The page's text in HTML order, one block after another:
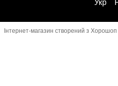
Укр
Інтернет-магазин створений з Хорошоп